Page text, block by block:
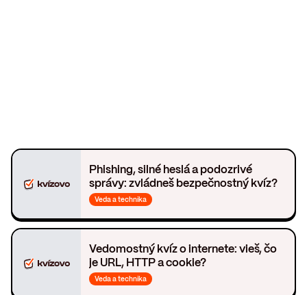
Phishing, silné heslá a podozrivé
správy: zvládneš bezpečnostný kvíz?
Veda a technika
Vedomostný kvíz o internete: vieš, čo
je URL, HTTP a cookie?
Veda a technika